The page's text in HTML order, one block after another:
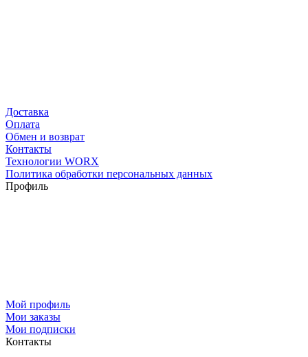
Доставка
Оплата
Обмен и возврат
Контакты
Технологии WORX
Политика обработки персональных данных
Профиль
Мой профиль
Мои заказы
Мои подписки
Контакты